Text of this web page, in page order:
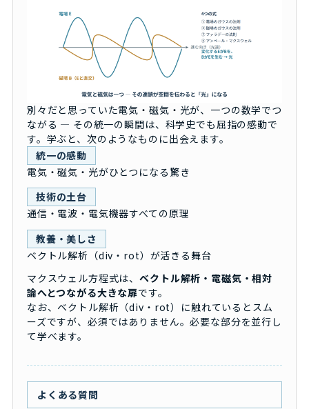
別々だと思っていた電気・磁気・光が、一つの数学でつ
ながる ― その統一の瞬間は、科学史でも屈指の感動で
す。学ぶと、次のようなものに出会えます。
統一の感動
電気・磁気・光がひとつになる驚き
技術の土台
通信・電波・電気機器すべての原理
教養・美しさ
ベクトル解析（div・rot）が活きる舞台
マクスウェル方程式は、ベクトル解析・電磁気・相対
論へとつながる大きな扉です。
なお、ベクトル解析（div・rot）に触れているとスム
ーズですが、必須ではありません。必要な部分を並行し
て学べます。
よくある質問